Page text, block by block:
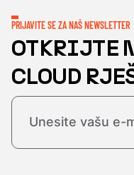
PRIJAVITE SE ZA NAŠ NEWSLETTER
OTKRIJTE
CLOUD